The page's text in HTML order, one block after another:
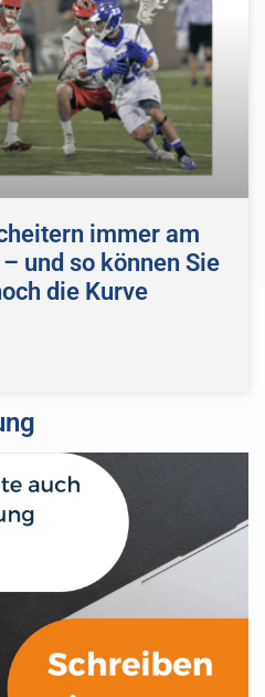
immer am
und so können Sie
die Kurve